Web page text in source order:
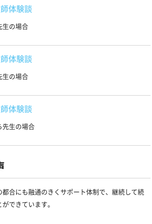
体験談
生の場合
体験談
生の場合
体験談
先生の場合
都合にも融通のきくサポート体制で、継続して続
ができています。